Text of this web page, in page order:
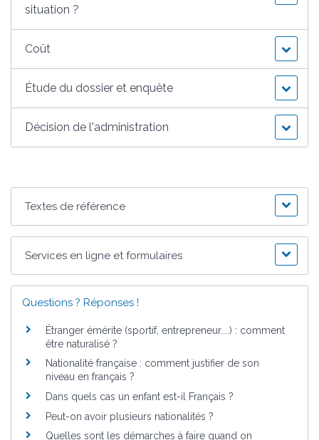
situation ?
Coût
Étude du dossier et enquête
Décision de l'administration
Textes de référence
Services en ligne et formulaires
Questions ? Réponses !
Étranger émérite (sportif, entrepreneur....) : comment
être naturalisé ?
Nationalité française : comment justifier de son
niveau en français ?
Dans quels cas un enfant est-il Français ?
Peut-on avoir plusieurs nationalités ?
Quelles sont les démarches à faire quand on